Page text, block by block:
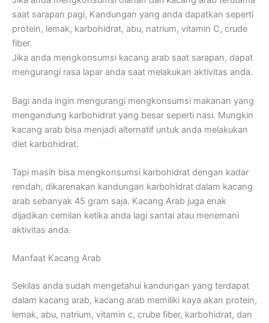
saat sarapan pagi, Kandungan yang anda dapatkan seperti
protein, lemak, karbohidrat, abu, natrium, vitamin C, crude
fiber.
Jika anda mengkonsumsi kacang arab saat sarapan, dapat
mengurangi rasa lapar anda saat melakukan aktivitas anda.
Bagi anda ingin mengurangi mengkonsumsi makanan yang
mengandung karbohidrat yang besar seperti nasi. Mungkin
kacang arab bisa menjadi alternatif untuk anda melakukan
diet karbohidrat.
Tapi masih bisa mengkonsumsi karbohidrat dengan kadar
rendah, dikarenakan kandungan karbohidrat dalam kacang
arab sebanyak 45 gram saja. Kacang Arab juga enak
dijadikan cemilan ketika anda lagi santai atau menemani
aktivitas anda.
Manfaat Kacang Arab
Sekilas anda sudah mengetahui kandungan yang terdapat
dalam kacang arab, kacang arab memiliki kaya akan protein,
lemak, abu, natrium, vitamin c, crube fiber, karbohidrat, dan